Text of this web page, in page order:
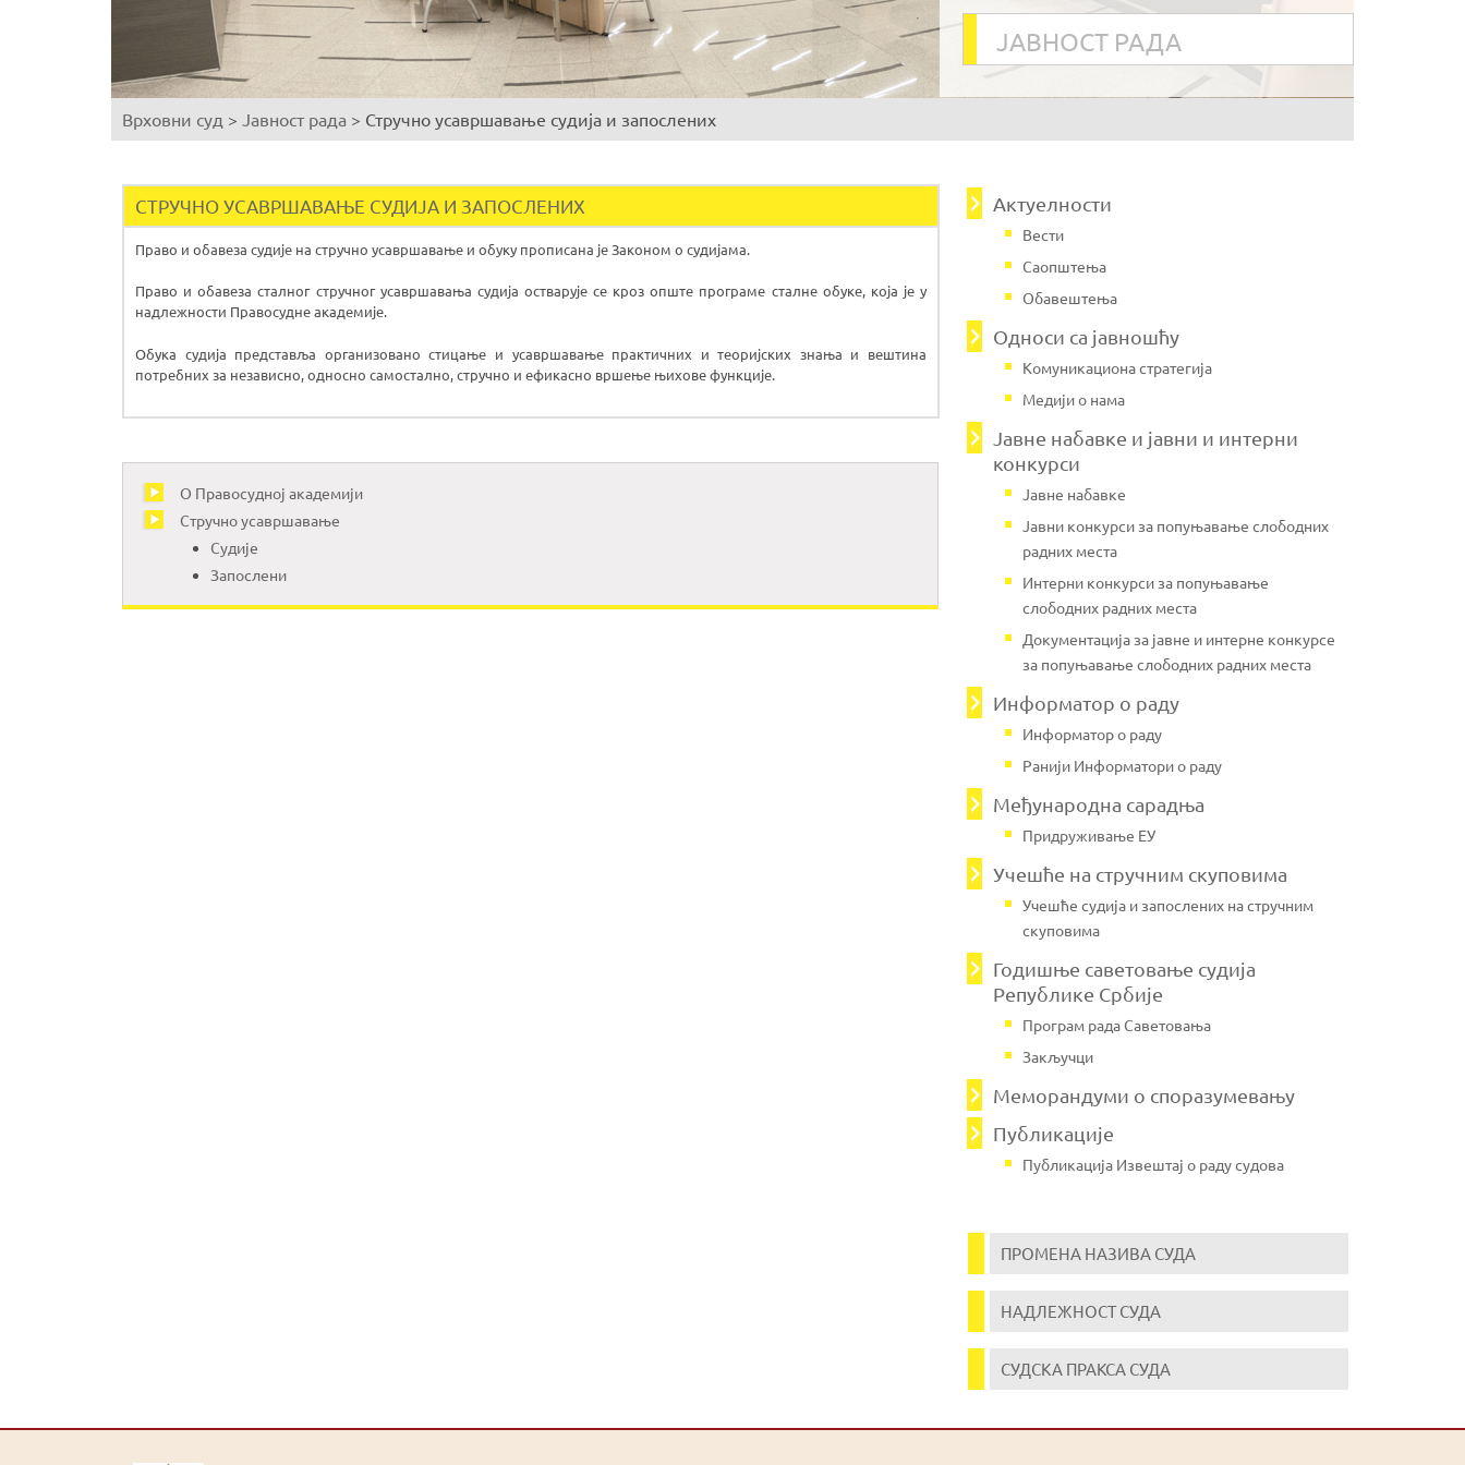
ЈАВНОСТ РАДА
You
here
Врховни суд > Јавност рада > Стручно усавршавање судија и запослених
СТРУЧНО УСАВРШАВАЊЕ СУДИЈА И ЗАПОСЛЕНИХ
Право и обавеза судије на стручно усавршавање и обуку прописана је Законом о судијама.
Право и обавеза сталног стручног усавршавања судија остварује се кроз опште програме сталне обуке, која је у
надлежности Правосудне академије.
Обука судија представља организовано стицање и усавршавање практичних и теоријских знања и вештина
потребних за независно, односно самостално, стручно и ефикасно вршење њихове функције.
О Правосудној академији
Стручно усавршавање
Судије
Запослени
Актуелности
Вести
Саопштења
Обавештења
Односи са јавношћу
Комуникациона стратегија
Медији о нама
Јавнe набавке и јавни и интерни
конкурси
Јавне набавке
Јавни конкурси за попуњавање слободних
радних места
Интерни конкурси за попуњавање
слободних радних места
Документација за јавне и интерне конкурсе
за попуњавање слободних радних места
Информатор о раду
Информатор о раду
Ранији Информатори о раду
Међународна сарадња
Придруживање ЕУ
Учешће на стручним скуповима
Учешће судија и запослених на стручним
скуповима
Годишње саветовање судија
Републике Србије
Програм рада Саветовања
Закључци
Меморандуми о споразумевању
Публикације
Публикација Извештај о раду судова
ПРОМЕНА НАЗИВА СУДА
НАДЛЕЖНОСТ СУДА
СУДСКА ПРАКСА СУДА